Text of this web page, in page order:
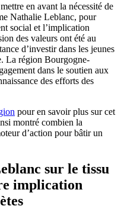
en avant la nécessité de
Nathalie Leblanc, pour
social et l’implication
des valeurs ont été au
d’investir dans les jeunes
La région Bourgogne-
dans le soutien aux
des efforts des
pour en savoir plus sur cet
montré combien la
d’action pour bâtir un
sur le tissu
implication